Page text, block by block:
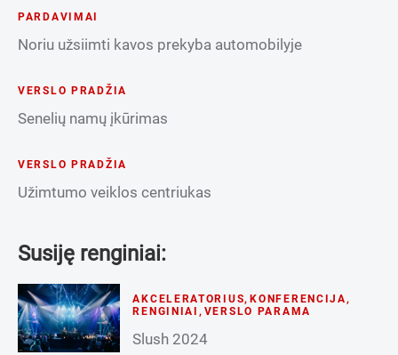
PARDAVIMAI
Noriu užsiimti kavos prekyba automobilyje
VERSLO PRADŽIA
Senelių namų įkūrimas
VERSLO PRADŽIA
Užimtumo veiklos centriukas
Susiję renginiai:
AKCELERATORIUS,KONFERENCIJA ,
RENGINIAI , VERSLO PARAMA
Slush 2024